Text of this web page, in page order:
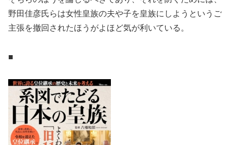
野田佳彦氏らは女性皇族の夫や子を皇族にしようというご
主張を撤回されたほうがよほど気が利いている。
■